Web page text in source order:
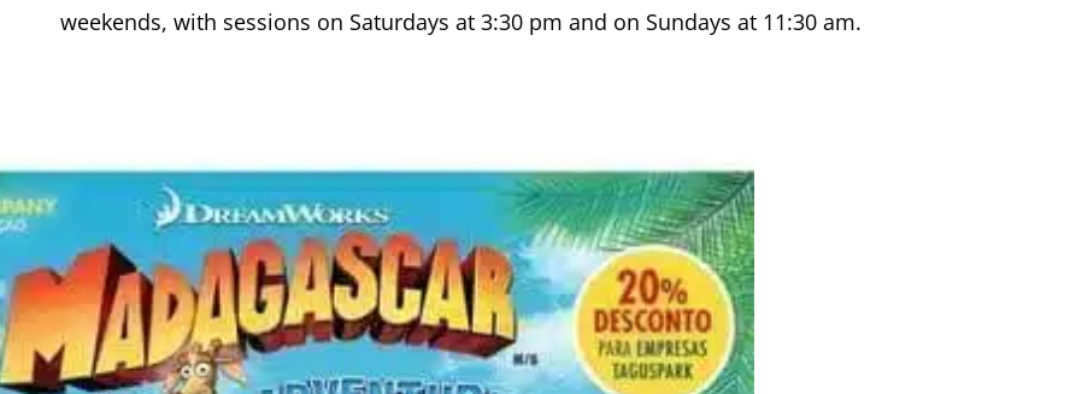
weekends, with sessions on Saturdays at 3:30 pm and on Sundays at 11:30 am.